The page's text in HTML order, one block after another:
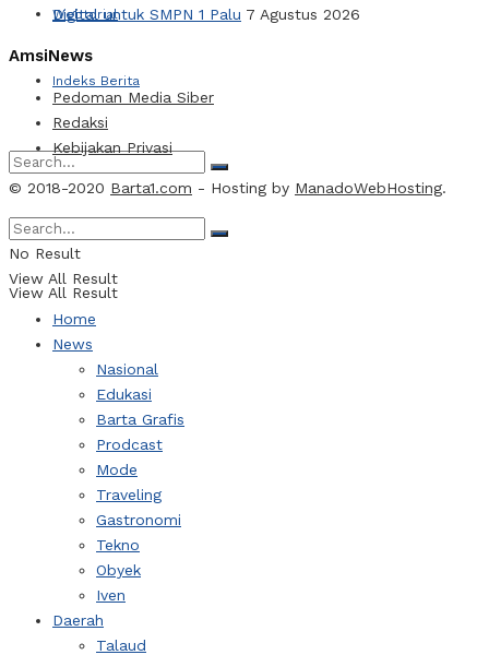
Webtorial
Indeks Berita
No Result
View All Result
Digital untuk SMPN 1 Palu 7 Agustus 2026
AmsiNews
Pedoman Media Siber
Redaksi
Kebijakan Privasi
© 2018-2020 Barta1.com - Hosting by ManadoWebHosting.
No Result
View All Result
Home
News
Nasional
Edukasi
Barta Grafis
Prodcast
Mode
Traveling
Gastronomi
Tekno
Obyek
Iven
Daerah
Talaud